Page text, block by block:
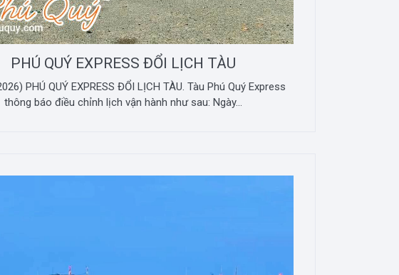
PHÚ QUÝ EXPRESS ĐỔI LỊCH TÀU
PHÚ QUÝ EXPRESS ĐỔI LỊCH TÀU. Tàu Phú Quý Express
thông báo điều chỉnh lịch vận hành như sau: Ngày...